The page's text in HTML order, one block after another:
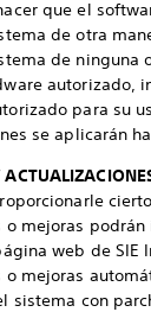
que el
de otra
de ninguna
autorizado,
para su
se aplicarán
o mejoras
web de SIE
o mejoras
sistema con